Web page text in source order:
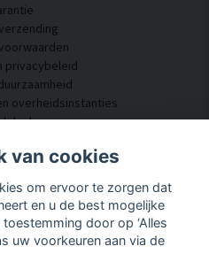
privacybeleid
overheidsinstanties
dealer
met ons op
advies
installatie
antwoorden
van cookies
om ervoor te zorgen dat
en u de best mogelijke
door op ‘Alles
uw voorkeuren aan via de